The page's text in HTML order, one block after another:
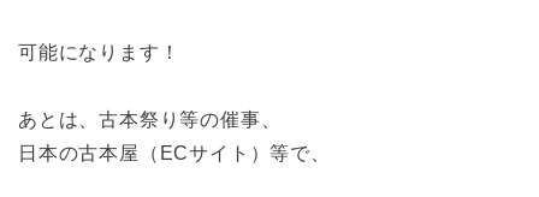
可能になります！
あとは、古本祭り等の催事、
日本の古本屋（ECサイト）等で、